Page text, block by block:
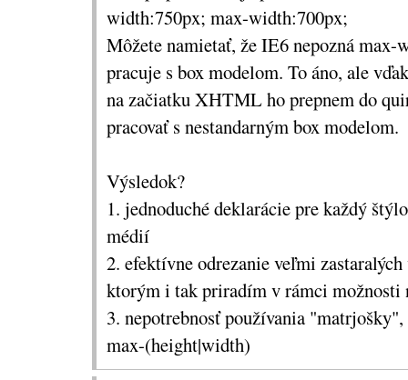
Jevalidní. To je jeho výhodou
s podmíněnými komentáři (viz
Intervalu ). Totiž: podmíněný
IE]> (tzv. uzavřený) validní je. Ale
část <![if ! IE]> (tzv. otevřený
před IE 5+ pomocí podmíněného
použít právě ten otevřený.
Mnoho dalších zajímavých odkazů
CSS triky na Mraveništi.
width:750px; max-width:700px;
Môžete namietať, že IE6 nepozná max-
pracuje s box modelom. To áno, ale
na začiatku XHTML ho prepnem do
pracovať s nestandarným box modelom.
Výsledok?
1. jednoduché deklarácie pre každý
médií
2. efektívne odrezanie veľmi
ktorým i tak priradím v rámci možnosti
3. nepotrebnosť používania
max-(height|width)